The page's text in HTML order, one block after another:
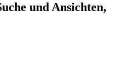
und Ansichten,